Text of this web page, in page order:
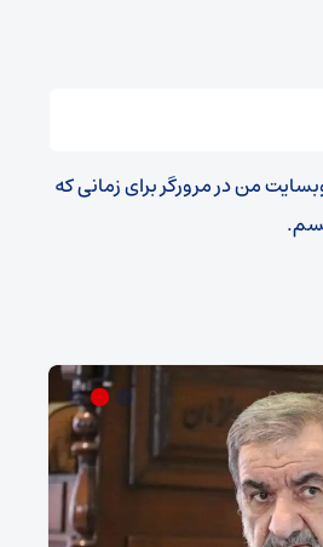
من در مرورگر برای زمانی که